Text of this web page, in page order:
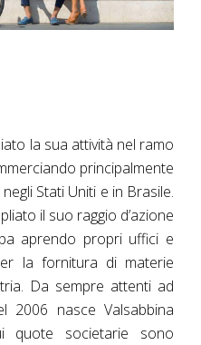
la sua attività nel ramo
principalmente
Stati Uniti e in Brasile.
il suo raggio d’azione
aprendo propri uffici e
la fornitura di materie
Da sempre attenti ad
2006 nasce Valsabbina
quote societarie sono